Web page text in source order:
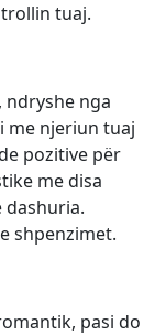
tuaj.
ndryshe nga
me njeriun tuaj
pozitive për
me disa
dashuria.
shpenzimet.
pasi do